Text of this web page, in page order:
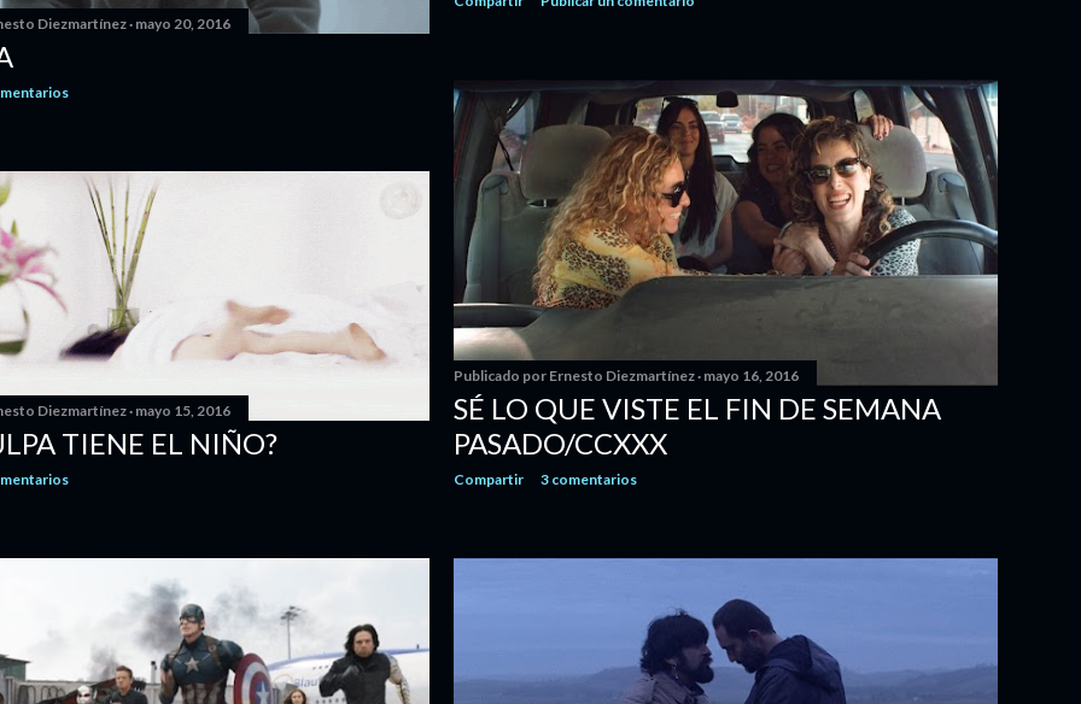
Diezmartínez mayo 20, 2016
Publicado por Ernesto Diezmartínez mayo 16, 2016
SÉ LO QUE VISTE EL FIN DE SEMANA
PASADO/CCXXX
Compartir 3 comentarios
Diezmartínez mayo 15, 2016
TIENE EL NIÑO?